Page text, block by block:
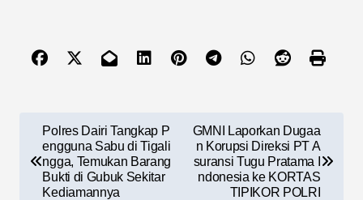
Polres Dairi Tangkap P
engguna Sabu di Tigali
ngga, Temukan Barang
Bukti di Gubuk Sekitar
Kediamannya
GMNI Laporkan Dugaa
n Korupsi Direksi PT A
suransi Tugu Pratama I
ndonesia ke KORTAS
TIPIKOR POLRI